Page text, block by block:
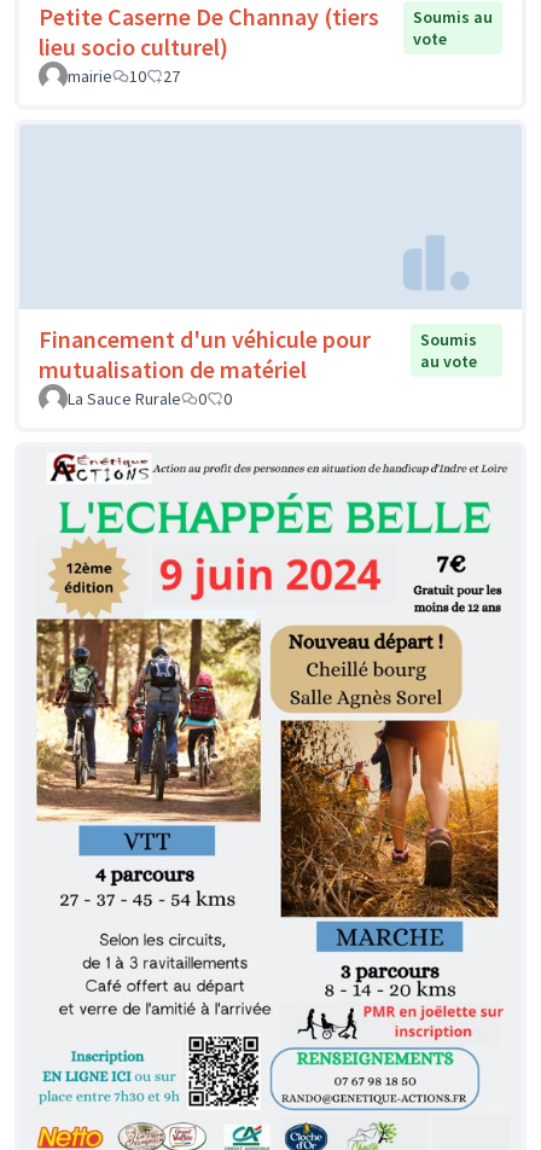
Petite Caserne De Channay (tiers
lieu socio culturel)
Soumis au
vote
mairie
10 27
Financement d'un véhicule pour
mutualisation de matériel
Soumis
au vote
La Sauce Rurale
0 0